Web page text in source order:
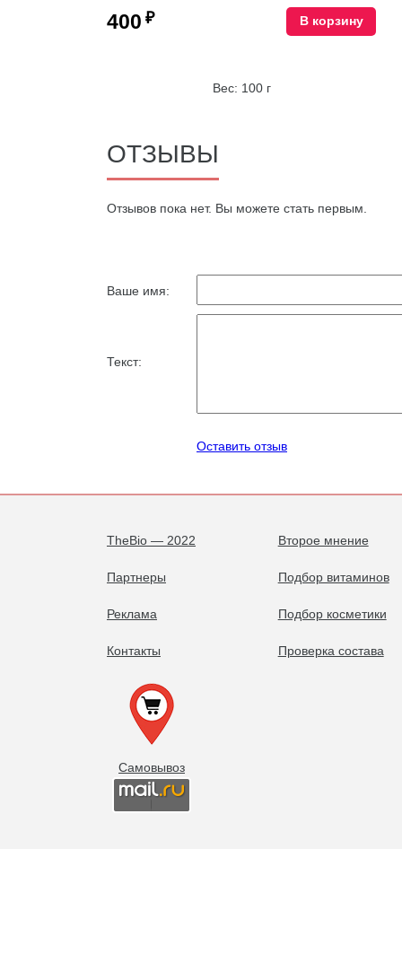
Вес: 100 г
400 ₽ В корзину
ОТЗЫВЫ
Oтзывов пока нет. Вы можете стать первым.
Ваше имя:
Текст:
Оставить отзыв
TheBio — 2022
Партнеры
Реклама
Контакты
Второе мнение
Подбор витаминов
Подбор косметики
Проверка состава
Самовывоз